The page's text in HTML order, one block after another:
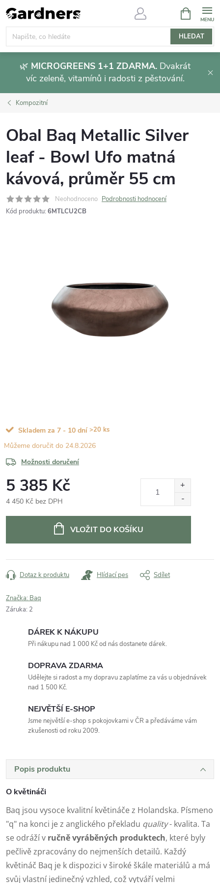
Přejít
na
obsah
HLEDAT
NÁKUPNÍ
KOŠÍK
🌿 MICROGREENS 1+1 ZDARMA. Dvakrát
víc zeleně, vitamínů i radosti z pěstování.
Kompozitní
Obal Baq Metallic Silver
leaf - Bowl Ufo matná
kávová, průměr 55 cm
Neohodnoceno Podrobnosti hodnocení
Kód produktu: 6MTLCU2CB
Skladem za 7 - 10 dní >20 ks
24.8.2026
Možnosti doručení
5 385 Kč
4 450 Kč bez DPH
VLOŽIT DO KOŠÍKU
Dotaz k produktu Hlídací pes Sdílet
Značka: Baq
Záruka: 2
DÁREK K NÁKUPU
Při nákupu nad 1 000 Kč od nás dostanete dárek.
DOPRAVA ZDARMA
Udělejte si radost a my dopravu zaplatíme za vás u objednávek
nad 1 500 Kč.
NEJVĚTŠÍ E-SHOP
Jsme největší e-shop s pokojovkami v ČR a předáváme vám
zkušenosti od roku 2009.
Popis produktu
O květináči
Baq jsou vysoce kvalitní květináče z Holandska. Písmeno
"q" na konci je z anglického překladu quality- kvalita. Ta
se odráží v ručně vyráběných produktech, které byly
pečlivě zpracovány do nejmenších detailů. Každý
květináč Baq je k dispozici v široké škále materiálů a má
svůj vlastní jedinečný vzhled, což vytváří velmi